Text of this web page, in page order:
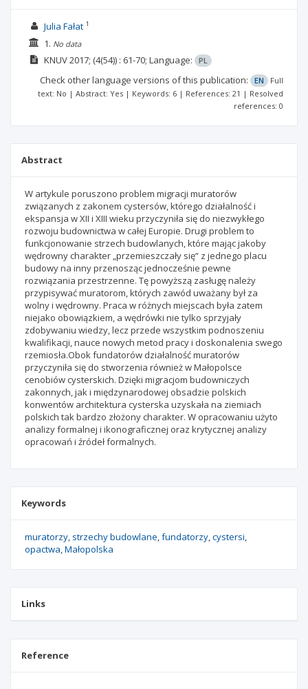
Julia Fałat1
1. No data
KNUV2017; (4(54)) : 61-70; Language: PL
Check other language versions of this publication: EN
Full
text: No | Abstract: Yes | Keywords: 6 | References: 21 | Resolved
references: 0
Abstract
W artykule poruszono problem migracji muratorów
związanych z zakonem cystersów, którego działalność i
ekspansja w XII i XIII wieku przyczyniła się do niezwykłego
rozwoju budownictwa w całej Europie. Drugi problem to
funkcjonowanie strzech budowlanych, które mając jakoby
wędrowny charakter „przemieszczały się“ z jednego placu
budowy na inny przenosząc jednocześnie pewne
rozwiązania przestrzenne. Tę powyższą zasługę należy
przypisywać muratorom, których zawód uważany był za
wolny i wędrowny. Praca w różnych miejscach była zatem
niejako obowiązkiem, a wędrówki nie tylko sprzyjały
zdobywaniu wiedzy, lecz przede wszystkim podnoszeniu
kwalifikacji, nauce nowych metod pracy i doskonalenia swego
rzemiosła.Obok fundatorów działalność muratorów
przyczyniła się do stworzenia również w Małopolsce
cenobiów cysterskich. Dzięki migracjom budowniczych
zakonnych, jak i międzynarodowej obsadzie polskich
konwentów architektura cysterska uzyskała na ziemiach
polskich tak bardzo złożony charakter. W opracowaniu użyto
analizy formalnej i ikonograficznej oraz krytycznej analizy
opracowań i źródeł formalnych.
Keywords
muratorzy strzechy budowlane fundatorzy cystersi
opactwa Małopolska
Links
Reference